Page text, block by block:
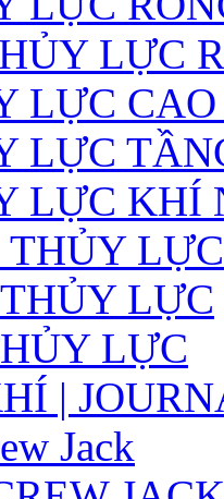
LỰC
LỰC
LỰC
LỰC KHÍ
LỰC
LỰC
LỰC
|
Jack